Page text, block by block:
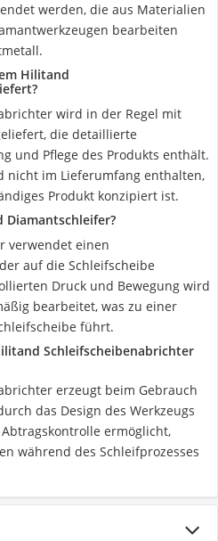
werden, die aus Materialien
bearbeiten
Hilitand
wird in der Regel mit
die detaillierte
und Pflege des Produkts enthält.
nicht im Lieferumfang enthalten,
Produkt konzipiert ist.
verwendet einen
auf die Schleifscheibe
Druck und Bewegung wird
bearbeitet, was zu einer
führt.
Schleifscheibenabrichter
erzeugt beim Gebrauch
das Design des Werkzeugs
ermöglicht,
während des Schleifprozesses